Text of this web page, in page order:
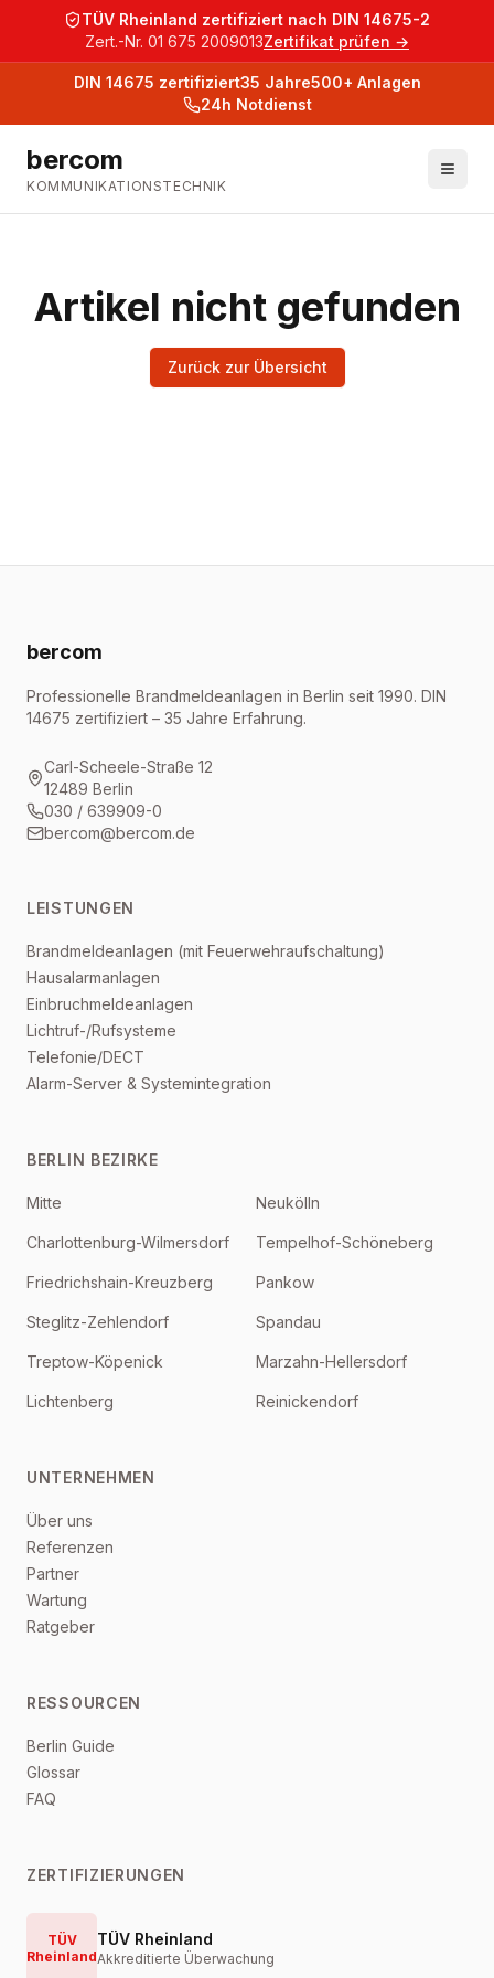
TÜV Rheinland zertifiziert nach DIN 14675-2
Zert.-Nr. 01 675 2009013Zertifikat prüfen →
DIN 14675 zertifiziert35 Jahre500+ Anlagen
24h Notdienst
bercom
KOMMUNIKATIONSTECHNIK
Artikel nicht gefunden
Zurück zur Übersicht
bercom
Professionelle Brandmeldeanlagen in Berlin seit 1990. DIN
14675 zertifiziert – 35 Jahre Erfahrung.
Carl-Scheele-Straße 12
12489 Berlin
030 / 639909-0
bercom@bercom.de
LEISTUNGEN
Brandmeldeanlagen (mit Feuerwehraufschaltung)
Hausalarmanlagen
Einbruchmeldeanlagen
Lichtruf-/Rufsysteme
Telefonie/DECT
Alarm-Server & Systemintegration
BERLIN BEZIRKE
Mitte Neukölln
Charlottenburg-Wilmersdorf Tempelhof-Schöneberg
Friedrichshain-Kreuzberg Pankow
Steglitz-Zehlendorf Spandau
Treptow-Köpenick Marzahn-Hellersdorf
Lichtenberg Reinickendorf
UNTERNEHMEN
Über uns
Referenzen
Partner
Wartung
Ratgeber
RESSOURCEN
Berlin Guide
Glossar
FAQ
ZERTIFIZIERUNGEN
TÜV
Rheinland
TÜV Rheinland
Akkreditierte Überwachung